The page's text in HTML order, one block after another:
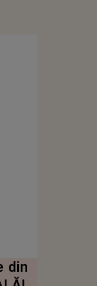
din